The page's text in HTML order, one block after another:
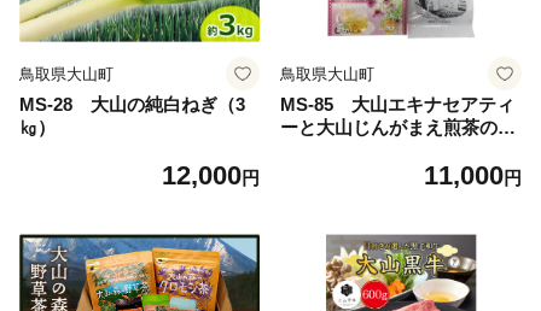
鳥取県大山町
MS-28 大山の純白ねぎ（3
㎏）
12,000円
鳥取県大山町
MS-85 大山エキナセアティ
ーと大山じんがまえ煎茶の詰
11,000円